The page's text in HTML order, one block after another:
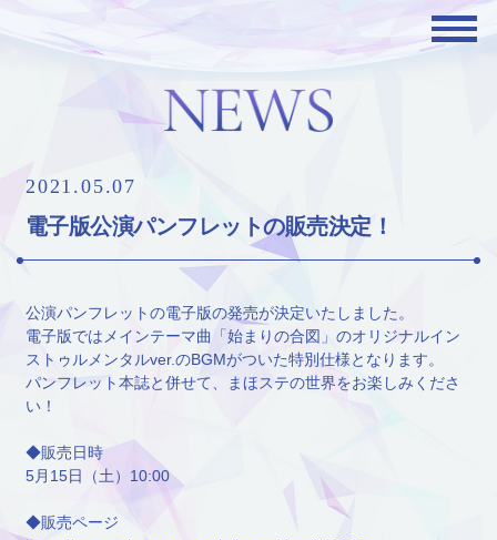
2021.05.07
電子版公演パンフレットの販売決定！
公演パンフレットの電子版の発売が決定いたしました。
電子版ではメインテーマ曲「始まりの合図」のオリジナルイン
ストゥルメンタルver.のBGMがついた特別仕様となります。
パンフレット本誌と併せて、まほステの世界をお楽しみくださ
い！
◆販売日時
5月15日（土）10:00
◆販売ページ